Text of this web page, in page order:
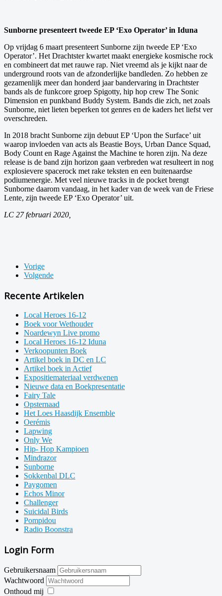
Sunborne presenteert tweede EP ‘Exo Operator’ in Iduna
Op vrijdag 6 maart presenteert Sunborne zijn tweede EP ‘Exo
Operator’. Het Drachtster kwartet maakt energieke kosmische rock
en combineert dat met rauwe rap. Niet vreemd als je kijkt naar de
underground roots van de afzonderlijke bandleden. Zo hebben ze
gezamenlijk meer dan honderd jaar bandervaring in Drachtster
bands als de funkcore groep Spigotty, hip hop crew The Sonic
Dimension en punkband Buddy System. Bands die zich, net zoals
Sunborne, niet lieten beperken tot genres en de kaders het liefst ver
overschreden.
In 2018 bracht Sunborne zijn debuut EP ‘Upon the Surface’ uit
waarop invloeden van acts als Beastie Boys, Urban Dance Squad,
Body Count en Rage Against the Machine te horen zijn. Na deze
release is de band zijn horizon gaan verbreden wat resulteert in nog
explosievere spacerock met rake teksten en een buitenaardse
podiumenergie. Met veel nieuwe tracks in de pocket brengt
Sunborne daarom vandaag, in het kader van de week van de Friese
Lente, zijn tweede EP ‘Exo Operator’ uit.
LC 27 februari 2020,
Vorige
Volgende
Recente Artikelen
Local Heroes 16-12
Boek voor Wethouder
Noardewyn Live promo
Local Heroes 16-12 Iduna
Verkoopunten Boek
Artikel boek in DC en LC
Artikel boek in Actief
Expositiemateriaal verdwenen
Nieuwe data en Boekpresentatie
Fairy Tale
Opsternaad
Het Loes Haasdijk Ensemble
Oerémis
Lapwing
Only We
Hip- Hop Kampioen
Mindrazor
Sunborne
Sokkenbal DLC
Paygomen
Echos Minor
Challenger
Suicidal Birds
Pompidou
Radio Boonstra
Login Form
Gebruikersnaam
Wachtwoord
Onthoud mij